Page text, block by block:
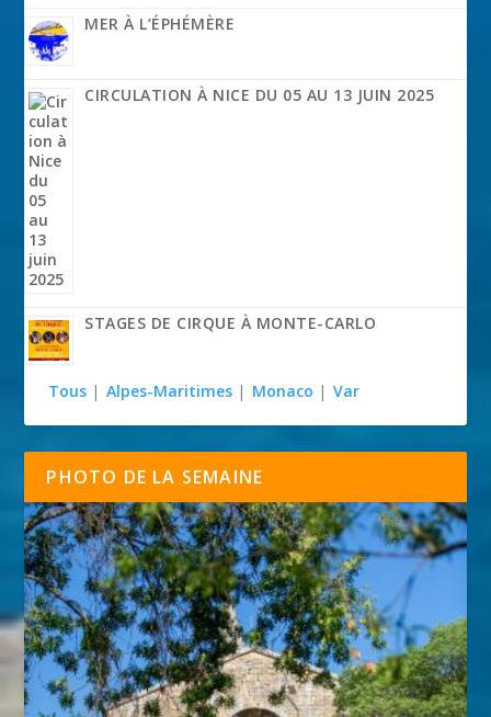
MER À L’ÉPHÉMÈRE
CIRCULATION À NICE DU 05 AU 13 JUIN 2025
STAGES DE CIRQUE À MONTE-CARLO
Tous | Alpes-Maritimes | Monaco | Var
PHOTO DE LA SEMAINE